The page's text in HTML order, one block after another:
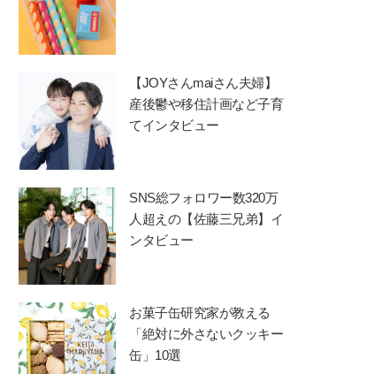
【JOYさんmaiさん夫婦】
産後鬱や移住計画など子育
てインタビュー
SNS総フォロワー数320万
人超えの【佐藤三兄弟】イ
ンタビュー
お菓子缶研究家が教える
「絶対に外さないクッキー
缶」10選